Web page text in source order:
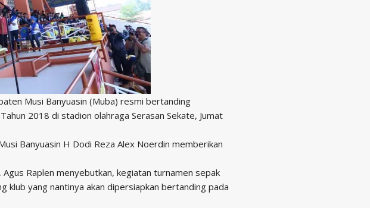
Musi Banyuasin (Muba) resmi bertanding
2018 di stadion olahraga Serasan Sekate, Jumat
Banyuasin H Dodi Reza Alex Noerdin memberikan
Raplen menyebutkan, kegiatan turnamen sepak
klub yang nantinya akan dipersiapkan bertanding pada